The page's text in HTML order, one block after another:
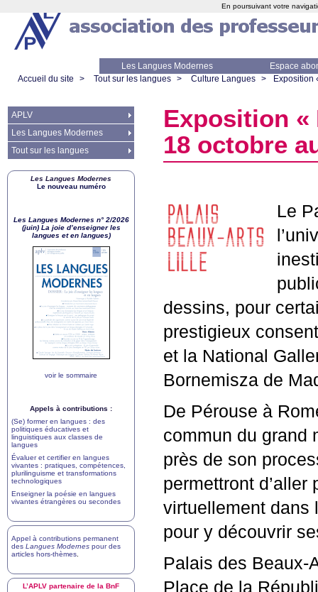
Les Langues Modernes
Espace
Accueil du site
> Tout sur les langues > Culture Langues > Exposition
Exposition «
18 octobre
Le
dessins, pour
prestigieux
et la National
Bornemisza de
De Pérouse à
commun du grand
près de son
permettront d’aller
virtuellement dans
pour y découvrir
Palais des Beaux-
Place de la
APLV
Les Langues Modernes
Tout sur les langues
Les Langues Modernes
Le nouveau numéro
Les Langues Modernes n° 2/2026
(juin) La joie d’enseigner les
langues et en langues)
voir le sommaire
Appels à contributions :
(Se) former en langues : des
politiques éducatives et
linguistiques aux classes de
langues
Évaluer et certifier en langues
vivantes : pratiques, compétences,
plurilinguisme et transformations
technologiques
Enseigner la poésie en langues
vivantes étrangères ou secondes
Appel à contributions permanent
des Langues Modernes pour des
articles hors-thèmes
L’APLV partenaire de la BnF
En poursuivant votre